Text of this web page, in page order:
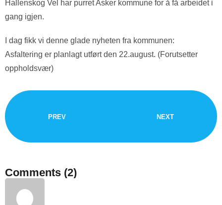
Hallenskog Vel har purret Asker kommune for å få arbeidet i
gang igjen.
I dag fikk vi denne glade nyheten fra kommunen:
Asfaltering er planlagt utført den 22.august. (Forutsetter
oppholdsvær)
PREV NEXT
Comments (2)